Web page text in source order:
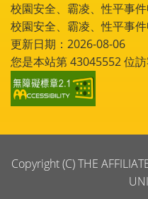
校園安全、霸凌、性平事
校園安全、霸凌、性平事
更新日期：2026-08-06
您是本站第43045552位
Copyright (C) THE